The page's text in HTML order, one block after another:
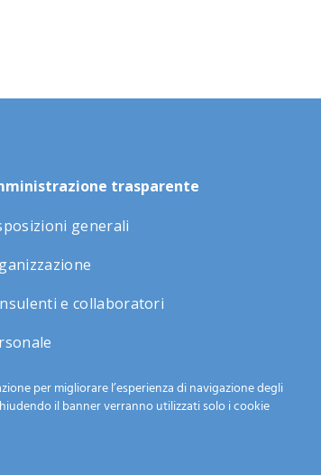
trasparente
generali
e collaboratori
del personale
per migliorare l’esperienza di navigazione degli
il banner verranno utilizzati solo i cookie